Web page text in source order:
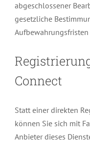
abgeschlossener
gesetzliche
Connect
Statt einer direkten
können Sie sich mit
Anbieter dieses